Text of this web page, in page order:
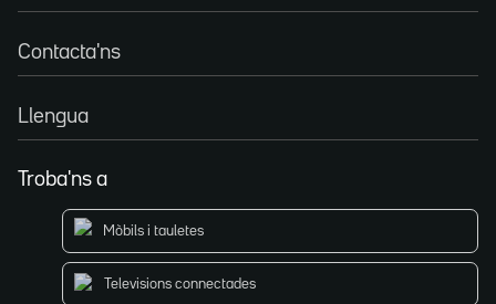
Contacta'ns
Llengua
Troba'ns a
Mòbils i tauletes
Televisions connectades